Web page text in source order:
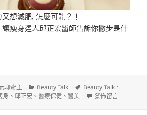
想減肥, 怎麼可能？！
瘦身達人邱正宏醫師告訴你撇步是什
Talk – 與邱醫師有約之瘦身 Easy
聊齋主
分
類
Beauty Talk
標
籤
Beauty Talk 、
身 、邱正宏 、醫療保健 、醫美 在〈[Video] Beauty
發佈留言